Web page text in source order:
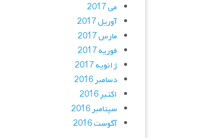
می 2017
آوریل 2017
مارس 2017
فوریه 2017
ژانویه 2017
دسامبر 2016
اکتبر 2016
سپتامبر 2016
آگوست 2016